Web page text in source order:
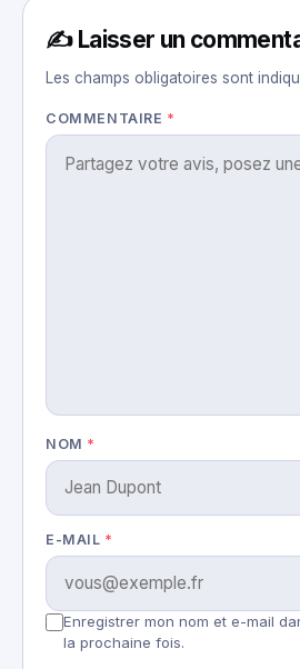
✍️ Laisser un
Les champs obligatoires sont
COMMENTAIRE *
NOM *
E-MAIL *
Enregistrer mon nom et e-mail
la prochaine fois.